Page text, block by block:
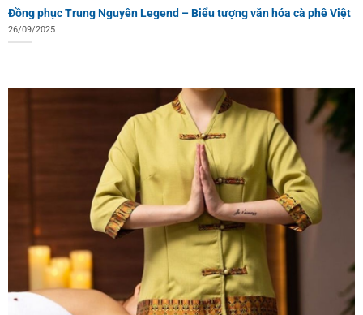
Đồng phục Trung Nguyên Legend – Biểu tượng văn hóa cà phê Việt
26/09/2025